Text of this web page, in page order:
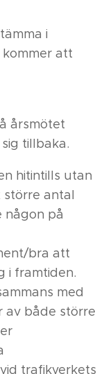
i
att
årsmötet
tillbaka.
hitintills utan
antal
någon på
bra att
i framtiden.
med
av både större
trafikverkets